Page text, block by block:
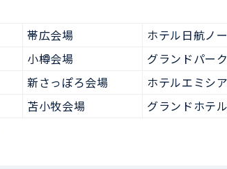
帯広会場
ホテル日航ノ
小樽会場
グランドパー
新さっぽろ会場
ホテルエミシ
苫小牧会場 グランドホテ